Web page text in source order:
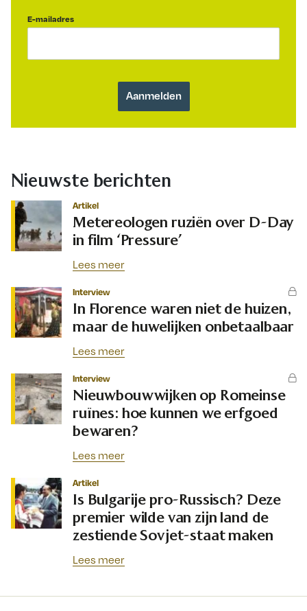
E-mailadres
Nieuwste berichten
Artikel
Metereologen ruziën over D-Day
in film ‘Pressure’
Lees meer
Interview
In Florence waren niet de huizen,
maar de huwelijken onbetaalbaar
Lees meer
Interview
Nieuwbouwwijken op Romeinse
ruïnes: hoe kunnen we erfgoed
bewaren?
Lees meer
Artikel
Is Bulgarije pro-Russisch? Deze
premier wilde van zijn land de
zestiende Sovjet-staat maken
Lees meer